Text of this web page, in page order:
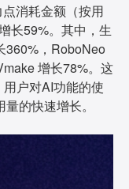
消耗金额（按用
长59%。其中，生
360%，RoboNeo
增长78%。这
户对AI功能的使
的快速增长。